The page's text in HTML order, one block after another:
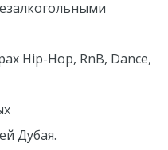
Hip-Hop, RnB, Dance,
Дубая.